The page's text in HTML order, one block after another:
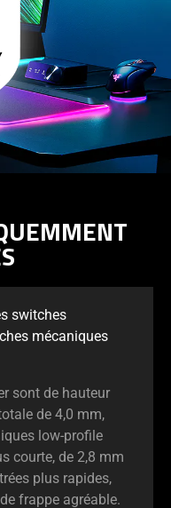
switches
mécaniques
sont de hauteur
de 4,0 mm,
low-profile
courte, de 2,8 mm
plus rapides,
frappe agréable.